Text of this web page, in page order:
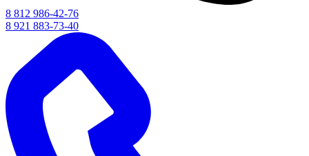
8 812 986-42-76
8 921 883-73-40